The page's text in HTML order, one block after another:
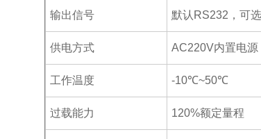
输出信号 默认 RS232 ，可
供电方式 AC220V内置电
工作温度 -10℃~50℃
过载能力 120%额定量程